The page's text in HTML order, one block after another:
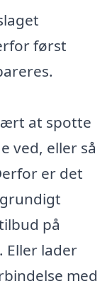
først
at spotte
ved, eller så
er det
på
Eller lader
med